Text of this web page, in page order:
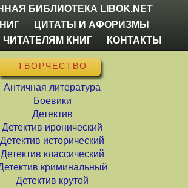
БИБЛИОТЕКА LIBOK.NET
ЦИТАТЫ И АФОРИЗМЫ
КНИГ
КОНТАКТЫ
ТВОРЧЕСТВО
Античная литература
Боевики
Детектив
Детектив иронический
Детектив исторический
Детектив классический
криминальный
Детектив крутой